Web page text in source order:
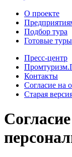
О проекте
Подбор тура
Готовые туры
Пресс-центр
Контакты
Согласие на
Старая